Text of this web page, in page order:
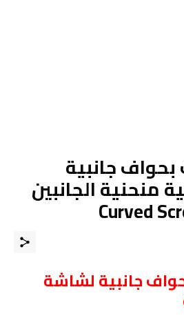
جانبية
منحنية الجانبين
Curved
جانبية لشاشة